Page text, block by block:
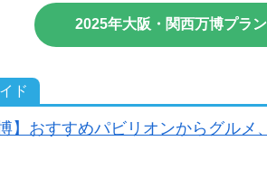
2025年大阪・関西万博プラ
ド
】おすすめパビリオンからグル